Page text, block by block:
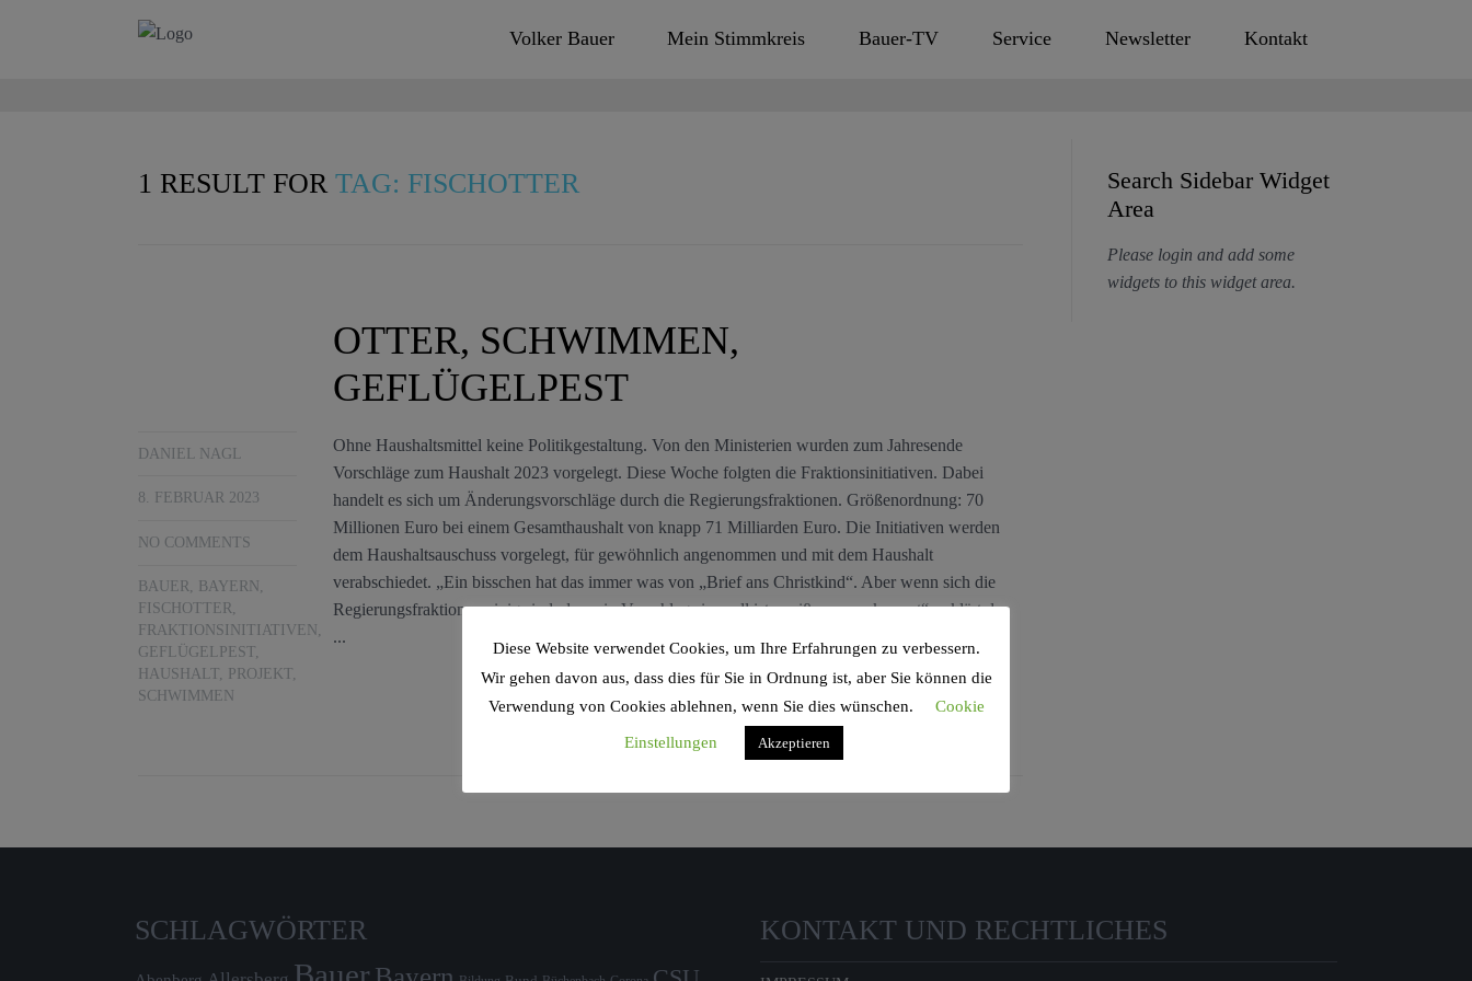
Volker Bauer Mein Stimmkreis Bauer-TV Service Newsletter Kontakt
1 RESULT FOR TAG: FISCHOTTER
OTTER, SCHWIMMEN,
GEFLÜGELPEST
DANIEL NAGL
8. FEBRUAR 2023
NO COMMENTS
BAUER, BAYERN ,
FISCHOTTER,
FRAKTIONSINITIATIVEN ,
GEFLÜGELPEST,
HAUSHALT, PROJEKT,
SCHWIMMEN
Ohne Haushaltsmittel keine Politikgestaltung. Von den Ministerien wurden zum Jahresende
Vorschläge zum Haushalt 2023 vorgelegt. Diese Woche folgten die Fraktionsinitiativen. Dabei
handelt es sich um Änderungsvorschläge durch die Regierungsfraktionen. Größenordnung: 70
Millionen Euro bei einem Gesamthaushalt von knapp 71 Milliarden Euro. Die Initiativen werden
dem Haushaltsauschuss vorgelegt, für gewöhnlich angenommen und mit dem Haushalt
verabschiedet. „Ein bisschen hat das immer was von „Brief ans Christkind“. Aber wenn sich die
Regierungsfraktionen einig sind, dass ein Vorschlag sinnvoll ist, weiß man: es kommt“, erklärt der
...
Search Sidebar Widget
Area
Please login and add some
widgets to this widget area.
SCHLAGWÖRTER KONTAKT UND RECHTLICHES
Diese Website verwendet Cookies, um Ihre Erfahrungen zu verbessern.
Wir gehen davon aus, dass dies für Sie in Ordnung ist, aber Sie können die
Verwendung von Cookies ablehnen, wenn Sie dies wünschen.
Cookie
Einstellungen Akzeptieren